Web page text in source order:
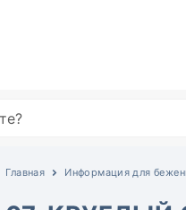
Главная Информация для